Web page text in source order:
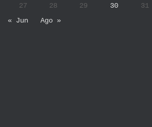
27 28 29 30
31
« Jun
Ago »